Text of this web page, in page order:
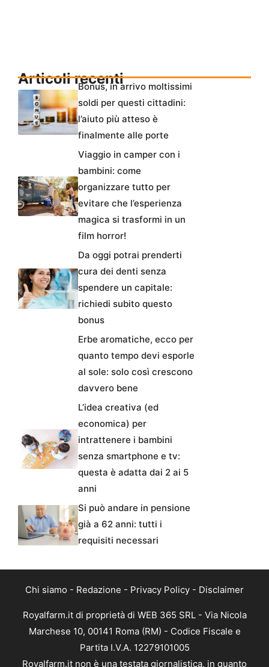
Articoli recentiBonus, in arrivo moltissimi
soldi per questi cittadini:
l’aiuto più atteso è
finalmente alle porte
Viaggio in camper con i
bambini: come
organizzare tutto per
evitare che l’esperienza
magica si trasformi in un
film horror!
Da oggi potrai prenderti
cura dei denti senza
spendere un capitale:
richiedi subito questo
bonus
Erbe aromatiche, ecco per
quanto tempo devi esporle
al sole: solo così crescono
davvero bene
L’idea creativa (ed
economica) per
intrattenere i bambini
senza smartphone e tv:
questa è adatta dai 2 ai 5
anni
Si può andare in pensione
già a 62 anni: tutti i
requisiti necessari
Chi siamo - Redazione - Privacy Policy - Disclaimer
Royalfarm.it di proprietà di WEB 365 SRL - Via Nicola
Marchese 10, 00141 Roma (RM) - Codice Fiscale e
Partita I.V.A. 12279101005
Royalfarm.it non è una testata giornalistica, in quanto